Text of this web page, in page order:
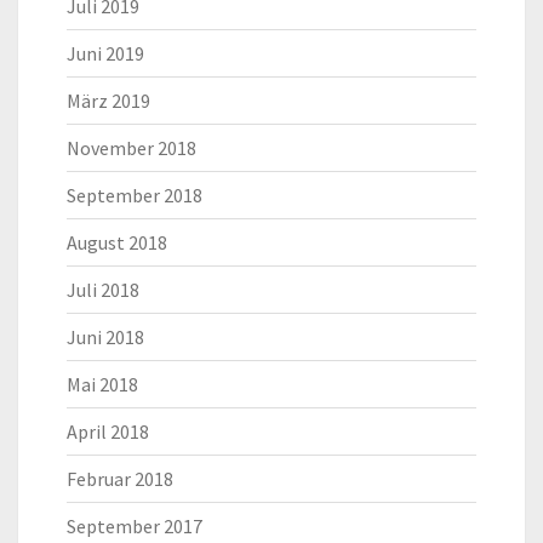
Juli 2019
Juni 2019
März 2019
November 2018
September 2018
August 2018
Juli 2018
Juni 2018
Mai 2018
April 2018
Februar 2018
September 2017